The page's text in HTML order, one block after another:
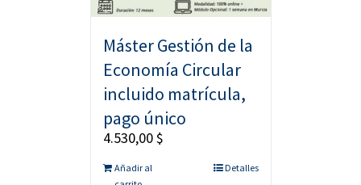
Máster Gestión de la
Economía Circular
incluido matrícula,
pago único
4.530,00$
Añadir al
Detalles